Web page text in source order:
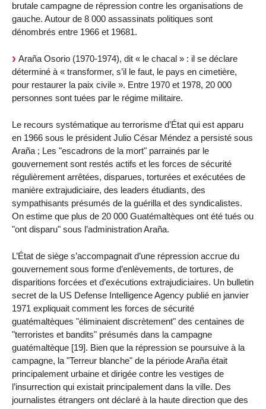
brutale campagne de répression contre les organisations de
gauche. Autour de 8 000 assassinats politiques sont
dénombrés entre 1966 et 19681.
Araña Osorio (1970-1974), dit « le chacal » : il se déclare
déterminé à « transformer, s’il le faut, le pays en cimetière,
pour restaurer la paix civile ». Entre 1970 et 1978, 20 000
personnes sont tuées par le régime militaire.
Le recours systématique au terrorisme d’État qui est apparu
en 1966 sous le président Julio César Méndez a persisté sous
Araña ; Les "escadrons de la mort" parrainés par le
gouvernement sont restés actifs et les forces de sécurité
régulièrement arrêtées, disparues, torturées et exécutées de
manière extrajudiciaire, des leaders étudiants, des
sympathisants présumés de la guérilla et des syndicalistes.
On estime que plus de 20 000 Guatémaltèques ont été tués ou
"ont disparu" sous l’administration Araña.
L’État de siège s’accompagnait d’une répression accrue du
gouvernement sous forme d’enlèvements, de tortures, de
disparitions forcées et d’exécutions extrajudiciaires. Un bulletin
secret de la US Defense Intelligence Agency publié en janvier
1971 expliquait comment les forces de sécurité
guatémaltèques "éliminaient discrètement" des centaines de
"terroristes et bandits" présumés dans la campagne
guatémaltèque [19]. Bien que la répression se poursuive à la
campagne, la "Terreur blanche" de la période Araña était
principalement urbaine et dirigée contre les vestiges de
l’insurrection qui existait principalement dans la ville. Des
journalistes étrangers ont déclaré à la haute direction que des